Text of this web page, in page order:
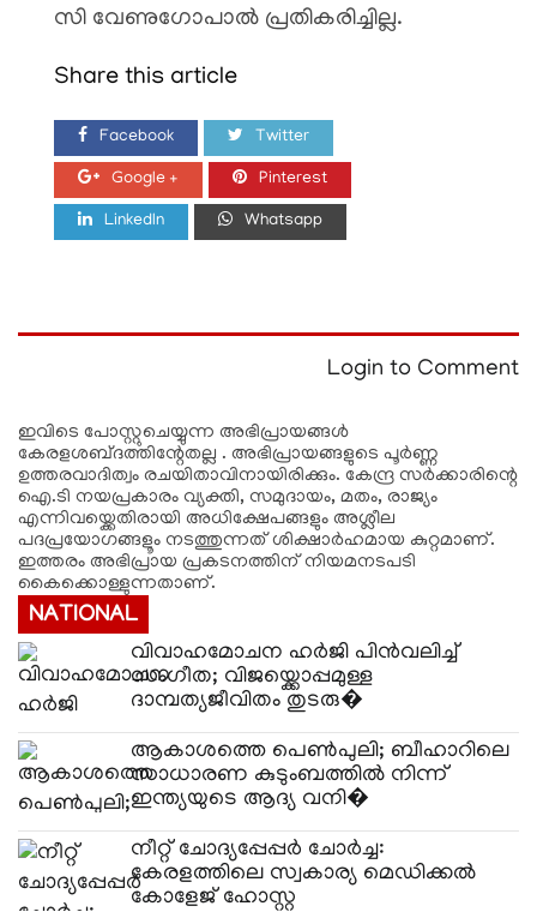
സി വേണുഗോപാൽ പ്രതികരിച്ചില്ല.
Share this article
Facebook Twitter
Google + Pinterest
LinkedIn Whatsapp
Login to Comment
ഇവിടെ പോസ്റ്റുചെയ്യുന്ന അഭിപ്രായങ്ങള്‍
കേരളശബ്‌ദത്തിന്റേതല്ല . അഭിപ്രായങ്ങളുടെ പൂര്‍ണ്ണ
ഉത്തരവാദിത്വം രചയിതാവിനായിരിക്കും. കേന്ദ്ര സർക്കാരിന്റെ
ഐ.ടി നയപ്രകാരം വ്യക്തി, സമുദായം, മതം, രാജ്യം
എന്നിവയ്ക്കെതിരായി അധിക്ഷേപങ്ങളും അശ്ലീല
പദപ്രയോഗങ്ങളൂം നടത്തുന്നത് ശിക്ഷാര്‍ഹമായ കുറ്റമാണ്.
ഇത്തരം അഭിപ്രായ പ്രകടനത്തിന് നിയമനടപടി
കൈക്കൊള്ളുന്നതാണ്.
NATIONAL
വിവാഹമോചന ഹർജി പിൻവലിച്ച്
സംഗീത; വിജയ്ക്കൊപ്പമുള്ള
ദാമ്പത്യജീവിതം തുടരു�
ആകാശത്തെ പെൺപുലി; ബീഹാറിലെ
സാധാരണ കുടുംബത്തിൽ നിന്ന്
ഇന്ത്യയുടെ ആദ്യ വനി�
നീറ്റ് ചോദ്യപ്പേപ്പർ ചോർച്ച:
കേരളത്തിലെ സ്വകാര്യ മെഡിക്കൽ
കോളേജ് ഹോസ്റ്റ